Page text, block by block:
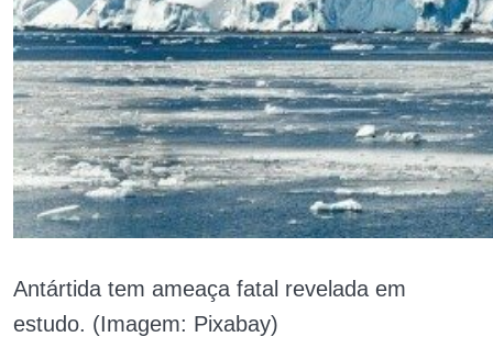
Antártida tem ameaça fatal revelada em
estudo. (Imagem: Pixabay)